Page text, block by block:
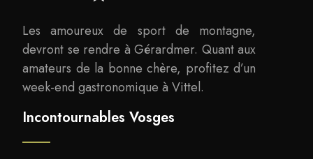
Les amoureux de sport de montagne,
devront se rendre à Gérardmer. Quant aux
amateurs de la bonne chère, profitez d’un
week-end gastronomique à Vittel.
Incontournables Vosges